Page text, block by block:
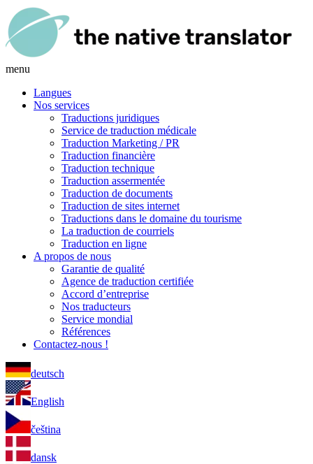
menu
Langues
Nos services
Traductions juridiques
Service de traduction médicale
Traduction Marketing / PR
Traduction financière
Traduction technique
Traduction assermentée
Traduction de documents
Traduction de sites internet
Traductions dans le domaine du tourisme
La traduction de courriels
Traduction en ligne
A propos de nous
Garantie de qualité
Agence de traduction certifiée
Accord d’entreprise
Nos traducteurs
Service mondial
Références
Contactez-nous !
deutsch
English
čeština
dansk